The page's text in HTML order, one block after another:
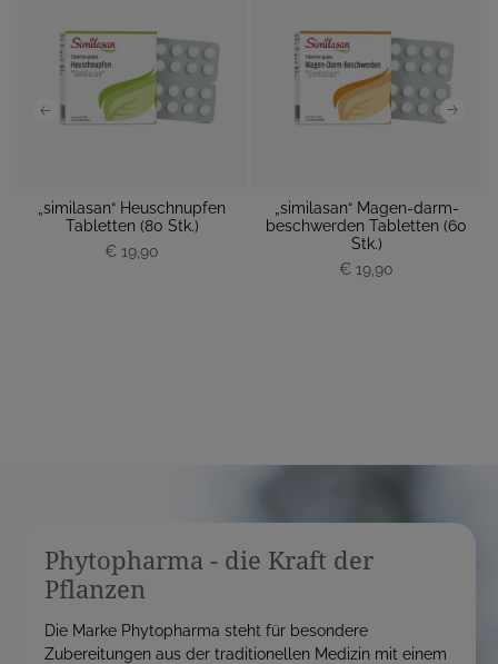
„similasan“ Heuschnupfen
Tabletten (80 Stk.)
€ 19,90
„similasan“ Magen-darm-
beschwerden Tabletten (60
Stk.)
€ 19,90
Phytopharma - die Kraft der
Pflanzen
Die Marke Phytopharma steht für besondere
Zubereitungen aus der traditionellen Medizin mit einem